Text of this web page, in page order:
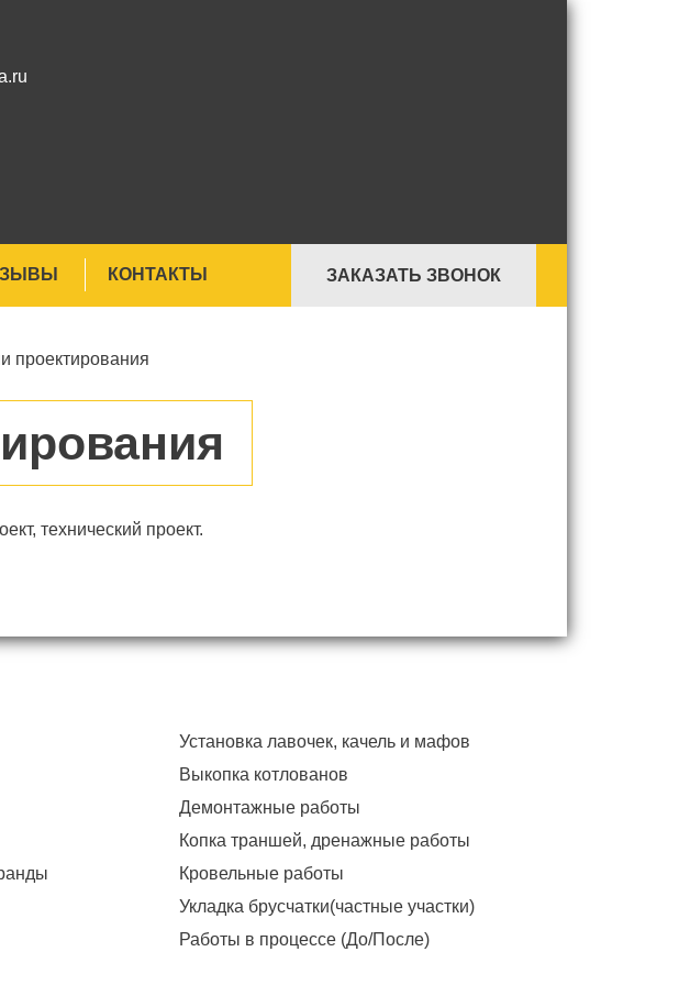
КОНТАКТЫ ЗАКАЗАТЬ ЗВОНОК
проектирования
технический проект.
Установка лавочек, качель и мафов
Выкопка котлованов
Демонтажные работы
Копка траншей, дренажные работы
Кровельные работы
Укладка брусчатки(частные участки)
Работы в процессе (До/После)